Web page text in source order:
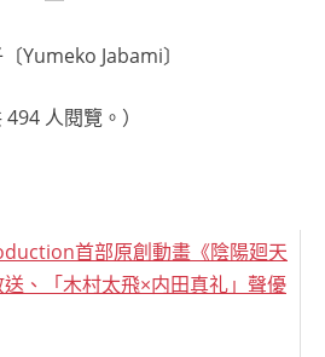
Yumeko Jabami〕
人閱覽。）